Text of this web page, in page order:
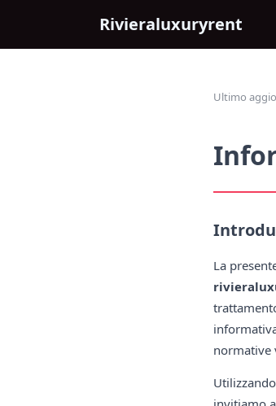
Rivieraluxuryrent
Ultimo
La
normative